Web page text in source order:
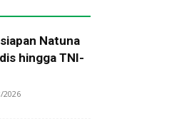
Natuna
hingga TNI-
2026